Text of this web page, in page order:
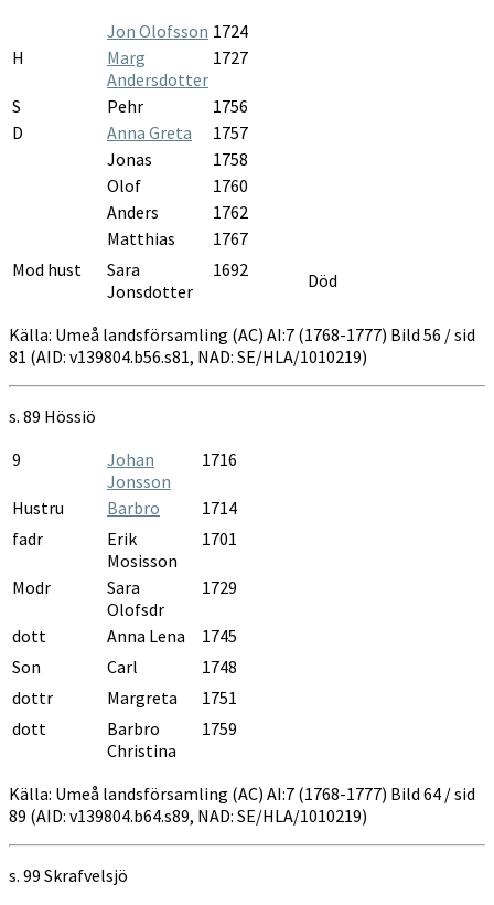
Jon Olofsson 1724
H
Marg
Andersdotter
1727
S Pehr
1756
D
Anna Greta
1757
Jonas
1758
Olof
1760
Anders
1762
Matthias
1767
Mod hust
Sara
Jonsdotter
1692 Död
Källa: Umeå landsförsamling (AC) AI:7 (1768-1777) Bild 56 / sid
81 (AID: v139804.b56.s81, NAD: SE/HLA/1010219)
s. 89 Hössiö
9
Johan
Jonsson
1716
Hustru Barbro
1714
fadr
Erik
Mosisson
1701
Modr
Sara
Olofsdr
1729
dott Anna Lena
1745
Son
Carl
1748
dottr
Margreta
1751
dott
Barbro
Christina
1759
Källa: Umeå landsförsamling (AC) AI:7 (1768-1777) Bild 64 / sid
89 (AID: v139804.b64.s89, NAD: SE/HLA/1010219)
s. 99 Skrafvelsjö